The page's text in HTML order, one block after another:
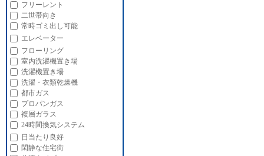
フリーレント
二世帯向き
常時ゴミ出し可能
エレベーター
フローリング
室内洗濯機置き場
洗濯機置き場
洗濯・衣類乾燥機
都市ガス
プロパンガス
複層ガラス
24時間換気システム
日当たり良好
閑静な住宅街